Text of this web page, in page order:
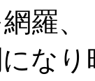
羅、
な